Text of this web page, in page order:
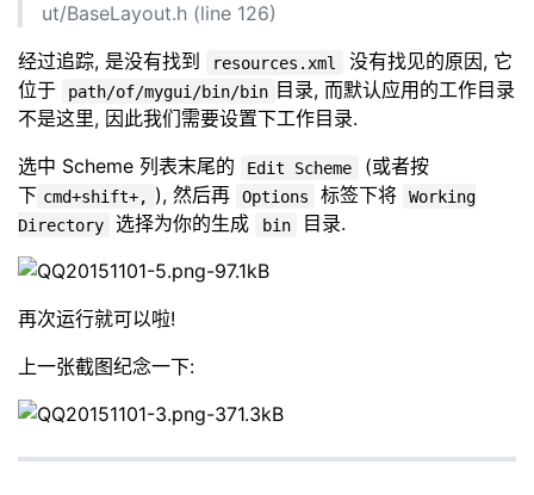
ut/BaseLayout.h (line 126)
经过追踪, 是没有找到
resources.xml
没有找见的原因, 它
位于
path/of/mygui/bin/bin 目录, 而默认应用的工作目录
不是这里, 因此我们需要设置下工作目录.
选中 Scheme 列表末尾的
Edit Scheme
(或者按
下 cmd+shift+, ), 然后再 Options 标签下将
Working
Directory
选择为你的生成 bin 目录.
再次运行就可以啦!
上一张截图纪念一下: